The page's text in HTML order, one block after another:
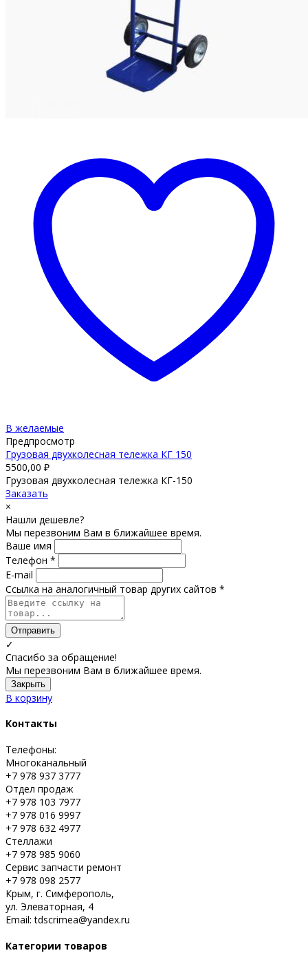
В желаемые
Предпросмотр
Грузовая двухколесная тележка КГ 150
5500,00 ₽
Грузовая двухколесная тележка КГ-150
Заказать
×
Нашли дешевле?
Мы перезвоним Вам в ближайшее время.
Ваше имя
Телефон *
E-mail
Ссылка на аналогичный товар других сайтов *
Отправить
✓
Спасибо за обращение!
Мы перезвоним Вам в ближайшее время.
Закрыть
В корзину
Контакты
Телефоны:
Многоканальный
+7 978 937 3777
Отдел продаж
+7 978 103 7977
+7 978 016 9997
+7 978 632 4977
Стеллажи
+7 978 985 9060
Сервис запчасти ремонт
+7 978 098 2577
Крым, г. Симферополь,
ул. Элеваторная, 4
Email: tdscrimea@yandex.ru
Категории товаров